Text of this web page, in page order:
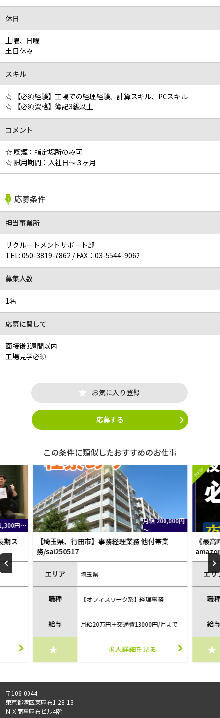
休日
土曜、日曜
土日休み
スキル
☆ 【必須経験】工場での経理経験、計算スキル、PCスキル
☆ 【必須資格】簿記3級以上
コメント
☆ 喫煙：指定場所のみ可
☆ 試用期間：入社日～３ヶ月
応募条件
担当事業所
リクルートメントサポート部
TEL:050-3819-7862 /FAX：03-5544-9062
募集人数
1名
応募に関して
面接後3週間以内
工場見学必須
お気に入り登録
応募する
この条件に類似したおすすめのお仕事
月給 200,000円
～
理業務 他付帯業
ーク系】経理事務
交通費13000円/月まで
人詳細を見る
NEW
時給
《最高時給1625円！！》早いもの勝ち！
amazon倉庫で働こう！夜勤でガッツリ♪
験OK◎
エリア
職種 【軽作業・物流系】軽作業
給与
※22時～翌5時 深夜割増込み
円
求人詳細を見る
〒106-0044
東京都港区東麻布1-28-13
ＮＸ商事麻布ビル4階